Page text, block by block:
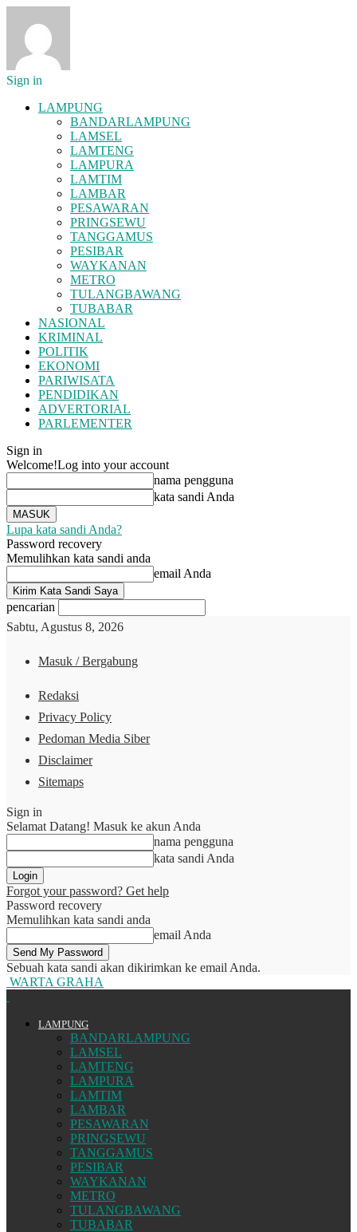
Sign in
LAMPUNG
BANDARLAMPUNG
LAMSEL
LAMTENG
LAMPURA
LAMTIM
LAMBAR
PESAWARAN
PRINGSEWU
TANGGAMUS
PESIBAR
WAYKANAN
METRO
TULANGBAWANG
TUBABAR
NASIONAL
KRIMINAL
POLITIK
EKONOMI
PARIWISATA
PENDIDIKAN
ADVERTORIAL
PARLEMENTER
Sign in
Welcome!Log into your account
nama pengguna
kata sandi Anda
Lupa kata sandi Anda?
Password recovery
Memulihkan kata sandi anda
email Anda
pencarian
Sabtu, Agustus 8, 2026
Masuk / Bergabung
Redaksi
Privacy Policy
Pedoman Media Siber
Disclaimer
Sitemaps
Sign in
Selamat Datang! Masuk ke akun Anda
nama pengguna
kata sandi Anda
Forgot your password? Get help
Password recovery
Memulihkan kata sandi anda
email Anda
Sebuah kata sandi akan dikirimkan ke email Anda.
WARTA GRAHA
LAMPUNG
BANDARLAMPUNG
LAMSEL
LAMTENG
LAMPURA
LAMTIM
LAMBAR
PESAWARAN
PRINGSEWU
TANGGAMUS
PESIBAR
WAYKANAN
METRO
TULANGBAWANG
TUBABAR